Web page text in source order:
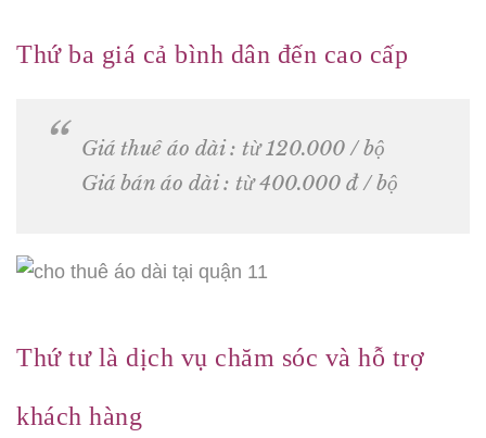
Thứ ba giá cả bình dân đến cao cấp
Giá thuê áo dài : từ 120.000 / bộ
Giá bán áo dài : từ 400.000 đ / bộ
Thứ tư là dịch vụ chăm sóc và hỗ trợ
khách hàng